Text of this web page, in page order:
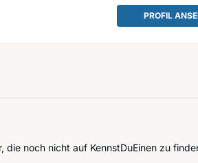
PROFIL :
die noch nicht auf KennstDuEinen zu